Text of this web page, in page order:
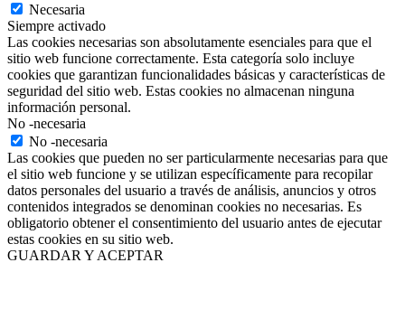
Necesaria
Siempre activado
Las cookies necesarias son absolutamente esenciales para que el
sitio web funcione correctamente. Esta categoría solo incluye
cookies que garantizan funcionalidades básicas y características de
seguridad del sitio web. Estas cookies no almacenan ninguna
información personal.
No -necesaria
No -necesaria
Las cookies que pueden no ser particularmente necesarias para que
el sitio web funcione y se utilizan específicamente para recopilar
datos personales del usuario a través de análisis, anuncios y otros
contenidos integrados se denominan cookies no necesarias. Es
obligatorio obtener el consentimiento del usuario antes de ejecutar
estas cookies en su sitio web.
GUARDAR Y ACEPTAR